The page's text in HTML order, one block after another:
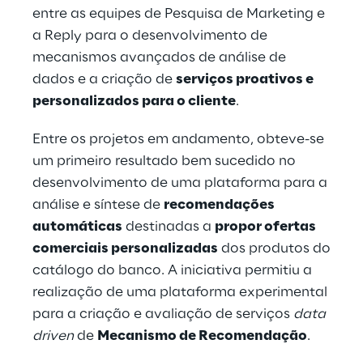
entre as equipes de Pesquisa de Marketing e
a Reply para o desenvolvimento de
mecanismos avançados de análise de
dados e a criação de serviços proativos e
personalizados para o cliente.
Entre os projetos em andamento, obteve-se
um primeiro resultado bem sucedido no
desenvolvimento de uma plataforma para a
análise e síntese de recomendações
automáticas destinadas a propor ofertas
comerciais personalizadas dos produtos do
catálogo do banco. A iniciativa permitiu a
realização de uma plataforma experimental
para a criação e avaliação de serviços data
drivende Mecanismo de Recomendação.